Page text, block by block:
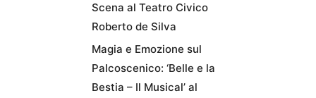
Scena al Teatro Civico
Roberto de Silva
Magia e Emozione sul
Palcoscenico: ‘Belle e la
Bestia – Il Musical’ al